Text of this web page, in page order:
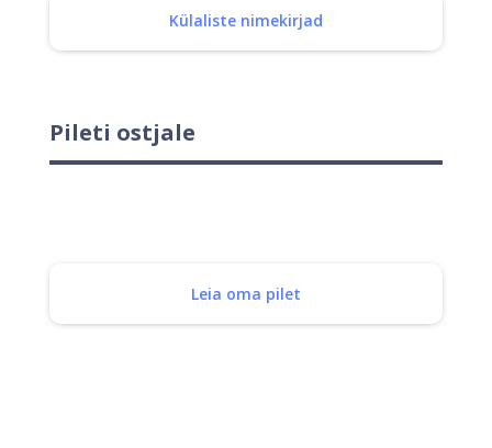
Külaliste nimekirjad
Pileti ostjale
Leia oma pilet